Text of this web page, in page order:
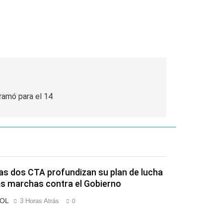
para el 14
dos CTA profundizan su plan de lucha
marchas contra el Gobierno
3 Horas Atrás 0